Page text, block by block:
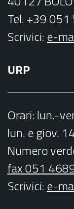
Tel. +39
Scrivici:e-
URP
Orari: lun.-
lun. e giov.
Numero
fax 051
Scrivici:e-